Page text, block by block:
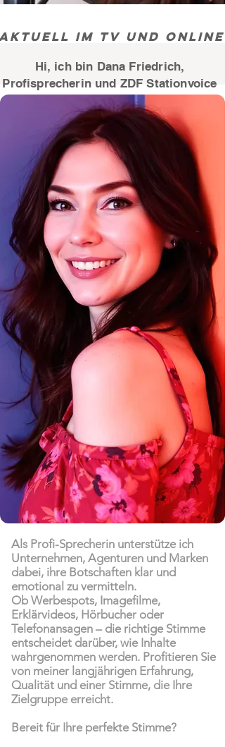
im TV und
Hi, ich bin Dana Friedrich,
Profisprecherin und ZDF Stationvoice
Als Profi-Sprecherin unterstütze ich
Unternehmen, Agenturen und Marken
dabei, ihre Botschaften klar und
emotional zu vermitteln.
Ob Werbespots, Imagefilme,
Erklärvideos, Hörbucher oder
Telefonansagen – die richtige Stimme
entscheidet darüber, wie Inhalte
wahrgenommen werden. Profitieren Sie
von meiner langjährigen Erfahrung,
Qualität und einer Stimme, die Ihre
Zielgruppe erreicht.
Bereit für Ihre perfekte Stimme?